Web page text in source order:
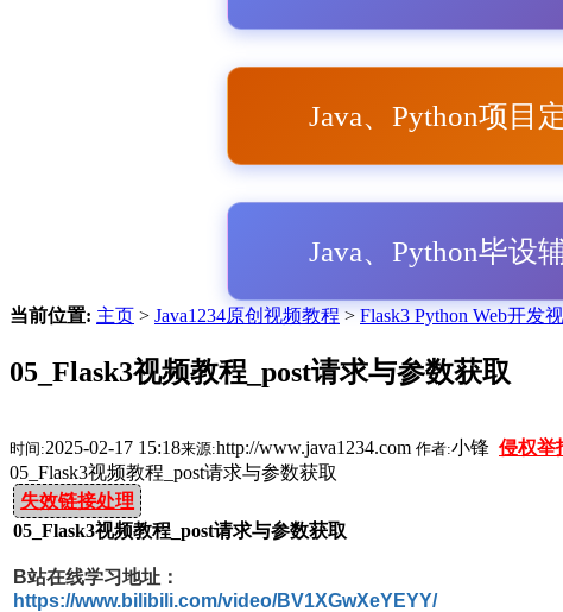
Java、Python项目
Java、Python毕设
当前位置: 主页 > Java1234原创视频教程 > Flask3 Python Web开发
05_Flask3视频教程_post请求与参数获取
时间:2025-02-17 15:18来源:http://www.java1234.com 作者:小锋 侵权举
05_Flask3视频教程_post请求与参数获取
失效链接处理
05_Flask3视频教程_post请求与参数获取
B站在线学习地址：
https://www.bilibili.com/video/BV1XGwXeYEYY/